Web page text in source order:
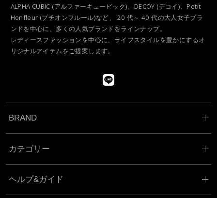
ALPHA CUBIC (アルファーキュービック)、DECOY (デコイ)、Petit
Honfleur (プチオンフルール)など、 20 代～ 40 代の大人女子ブラ
ンドを中心に、多くの人気ブランドをラインナップ。
レディースファッションを中心に、ライフスタイルを豊かにするオ
リジナルアイテムをご提案します。
BRAND
カテゴリー
ヘルプ&ガイド